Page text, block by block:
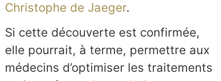
Christophe de Jaeger.
Si cette découverte est confirmée,
elle pourrait, à terme, permettre aux
médecins d’optimiser les traitements